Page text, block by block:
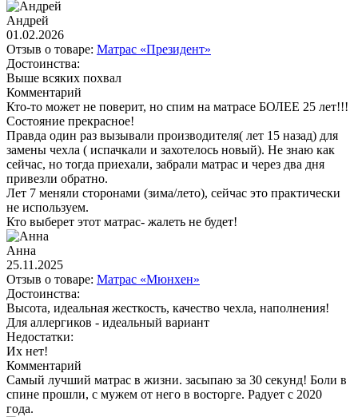
Андрей
01.02.2026
Отзыв о товаре: Матрас «Президент»
Достоинства:
Выше всяких похвал
Комментарий
Кто-то может не поверит, но спим на матрасе БОЛЕЕ 25 лет!!!
Состояние прекрасное!
Правда один раз вызывали производителя( лет 15 назад) для
замены чехла ( испачкали и захотелось новый). Не знаю как
сейчас, но тогда приехали, забрали матрас и через два дня
привезли обратно.
Лет 7 меняли сторонами (зима/лето), сейчас это практически
не используем.
Кто выберет этот матрас- жалеть не будет!
Анна
25.11.2025
Отзыв о товаре: Матрас «Мюнхен»
Достоинства:
Высота, идеальная жесткость, качество чехла, наполнения!
Для аллергиков - идеальный вариант
Недостатки:
Их нет!
Комментарий
Самый лучший матрас в жизни. засыпаю за 30 секунд! Боли в
спине прошли, с мужем от него в восторге. Радует с 2020
года.